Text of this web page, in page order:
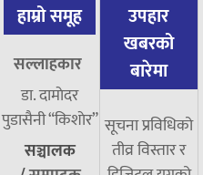
हाम्रो समूह
सल्लाहकार
डा. दामाेदर
पुडासैनी “किशाेर”
सञ्चालक
उपहार
खबरको
बारेमा
सूचना प्रविधिको
तीव्र विस्तार र